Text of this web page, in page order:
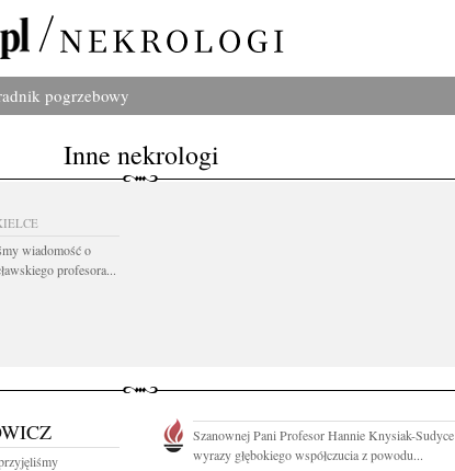
pogrzebowy
Inne nekrologi
wiadomość o
profesora...
Szanownej Pani Profesor Hannie Knysiak-Sudyce
wyrazy głębokiego współczucia z powodu...